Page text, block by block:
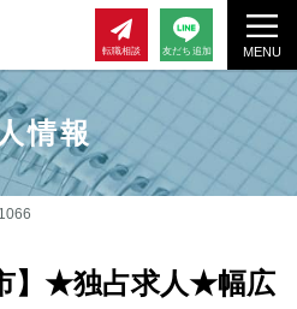
MENU
転職相談 友だち追加
情報
】★独占求人★幅広